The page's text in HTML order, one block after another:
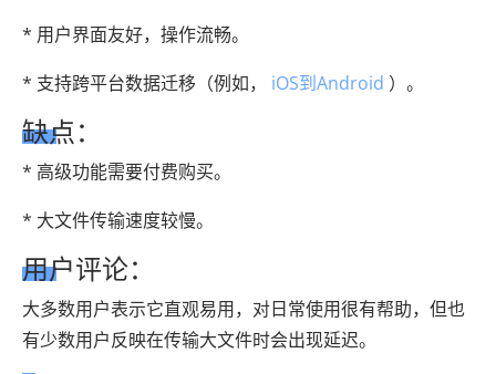
* 用户界面友好，操作流畅。
* 支持跨平台数据迁移（例如， iOS到Android ）。
缺点：
* 高级功能需要付费购买。
* 大文件传输速度较慢。
用户评论：
大多数用户表示它直观易用，对日常使用很有帮助，但也
有少数用户反映在传输大文件时会出现延迟。